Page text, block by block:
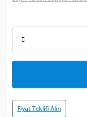
Fiyat Teklifi Alın